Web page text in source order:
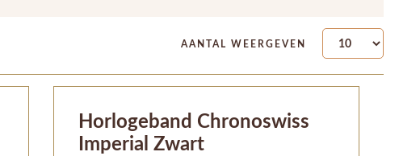
AANTAL WEERGEVEN
Horlogeband Chronoswiss
Imperial Zwart